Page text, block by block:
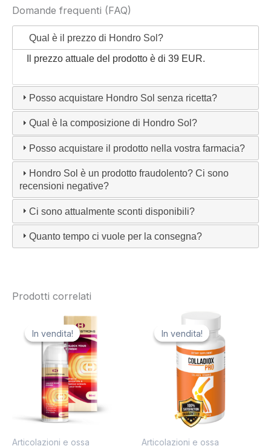
Domande frequenti (FAQ)
Qual è il prezzo di Hondro Sol?
Il prezzo attuale del prodotto è di 39 EUR.
Posso acquistare Hondro Sol senza ricetta?
Qual è la composizione di Hondro Sol?
Posso acquistare il prodotto nella vostra farmacia?
Hondro Sol è un prodotto fraudolento? Ci sono
recensioni negative?
Ci sono attualmente sconti disponibili?
Quanto tempo ci vuole per la consegna?
Prodotti correlati
In vendita!
In vendita!
Articolazioni e ossa
In vendita!
In vendita!
Articolazioni e ossa